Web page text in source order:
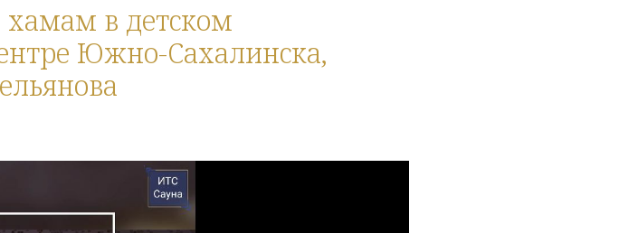
хамам в детском
Южно-Сахалинска,